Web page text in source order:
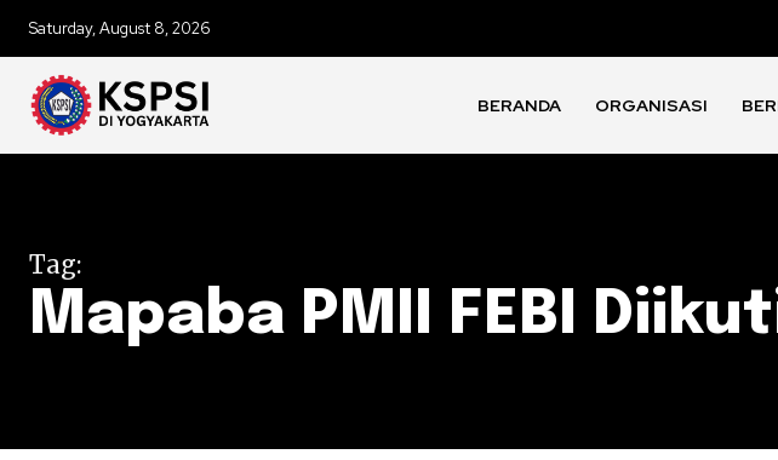
Saturday, August 8, 2026
BERANDA ORGANISASI
Tag:
Mapaba PMII FEBI